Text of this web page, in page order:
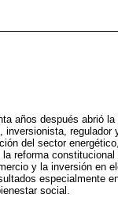
años después abrió
del sector
reforma
y la inversión en
especialmente
social.